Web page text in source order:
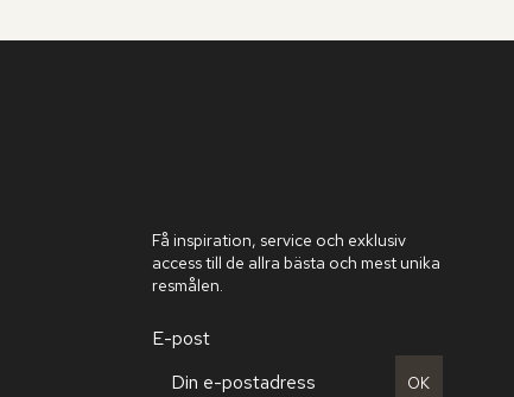
Få inspiration, service och exklusiv
access till de allra bästa och mest unika
resmålen.
E-post
OK